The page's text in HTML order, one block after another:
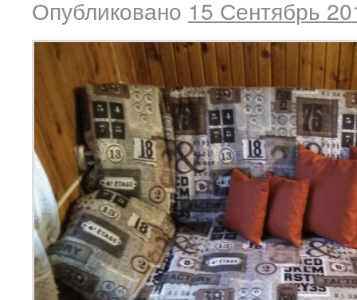
Опубликовано 15 Сентябрь